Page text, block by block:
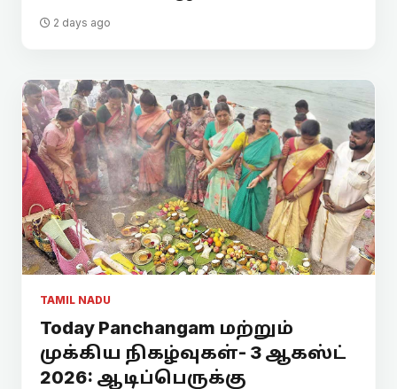
2 days ago
TAMIL NADU
Today Panchangam மற்றும்
முக்கிய நிகழ்வுகள்- 3 ஆகஸ்ட்
2026: ஆடிப்பெருக்கு